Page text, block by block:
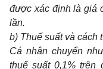
được xác định là giá
lần.
b) Thuế suất và cách
Cá nhân chuyển
thuế suất 0,1% trên